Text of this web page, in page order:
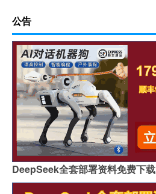
公告
DeepSeek全套部署资料免费下载